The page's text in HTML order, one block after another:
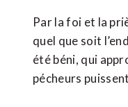
Par la foi et la
quel que soit
été béni, qui
pécheurs